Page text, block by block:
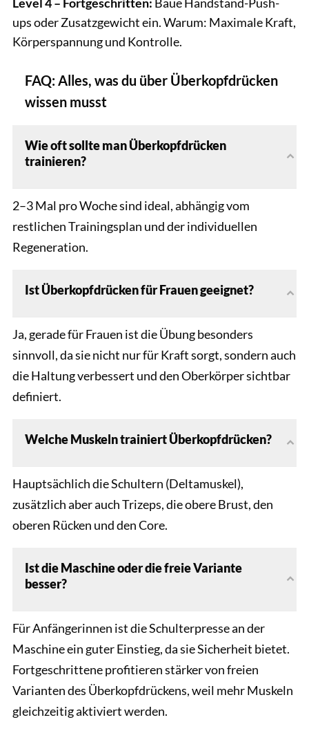
ups oder Zusatzgewicht ein. Warum: Maximale Kraft,
Körperspannung und Kontrolle.
FAQ: Alles, was du über Überkopfdrücken
wissen musst
Wie oft sollte man Überkopfdrücken
trainieren?
2–3 Mal pro Woche sind ideal, abhängig vom
restlichen Trainingsplan und der individuellen
Regeneration.
Ist Überkopfdrücken für Frauen geeignet?
Ja, gerade für Frauen ist die Übung besonders
sinnvoll, da sie nicht nur für Kraft sorgt, sondern auch
die Haltung verbessert und den Oberkörper sichtbar
definiert.
Welche Muskeln trainiert Überkopfdrücken?
Hauptsächlich die Schultern (Deltamuskel),
zusätzlich aber auch Trizeps, die obere Brust, den
oberen Rücken und den Core.
Ist die Maschine oder die freie Variante
besser?
Für Anfängerinnen ist die Schulterpresse an der
Maschine ein guter Einstieg, da sie Sicherheit bietet.
Fortgeschrittene profitieren stärker von freien
Varianten des Überkopfdrückens, weil mehr Muskeln
gleichzeitig aktiviert werden.